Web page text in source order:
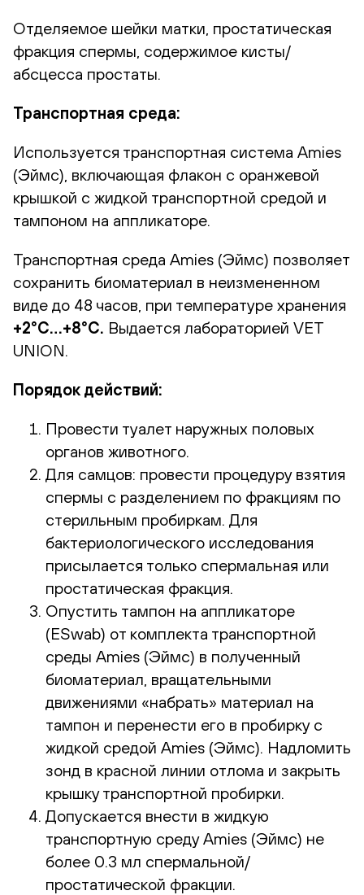
Отделяемое шейки матки, простатическая
фракция спермы, содержимое кисты/
абсцесса простаты.
Транспортная среда:
Используется транспортная система Amies
(Эймс), включающая флакон с оранжевой
крышкой с жидкой транспортной средой и
тампоном на аппликаторе.
Транспортная среда Amies (Эймс) позволяет
сохранить биоматериал в неизмененном
виде до 48 часов, при температуре хранения
+2°С…+8°С. Выдается лабораторией VET
UNION.
Порядок действий:
Провести туалет наружных половых
органов животного.
Для самцов: провести процедуру взятия
спермы с разделением по фракциям по
стерильным пробиркам. Для
бактериологического исследования
присылается только спермальная или
простатическая фракция.
Опустить тампон на аппликаторе
(ESwab) от комплекта транспортной
среды Amies (Эймс) в полученный
биоматериал, вращательными
движениями «набрать» материал на
тампон и перенести его в пробирку с
жидкой средой Amies (Эймс). Надломить
зонд в красной линии отлома и закрыть
крышку транспортной пробирки.
Допускается внести в жидкую
транспортную среду Amies (Эймс) не
более 0.3 мл спермальной/
простатической фракции.